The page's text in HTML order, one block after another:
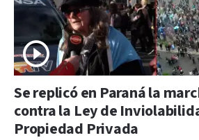
Se replicó en Paraná la
contra la Ley de
Propiedad Privada